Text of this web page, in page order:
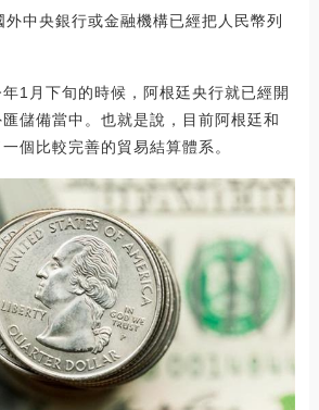
中央銀行或金融機構已經把人民幣列
1月下旬的時候，阿根廷央行就已經開
儲備當中。也就是說，目前阿根廷和
個比較完善的貿易結算體系。